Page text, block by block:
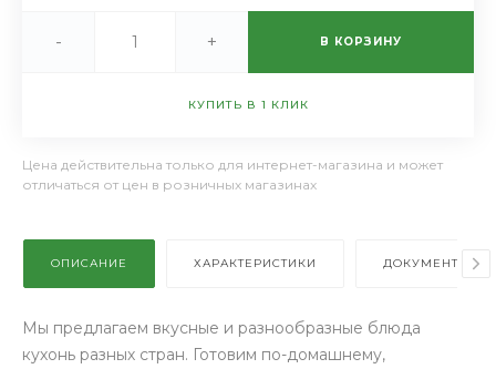
- + В КОРЗИНУ
КУПИТЬ В 1 КЛИК
Цена действительна только для интернет-магазина и может
отличаться от цен в розничных магазинах
ОПИСАНИЕ ХАРАКТЕРИСТИКИ ДОКУМЕНТЫ
Мы предлагаем вкусные и разнообразные блюда
кухонь разных стран. Готовим по-домашнему,